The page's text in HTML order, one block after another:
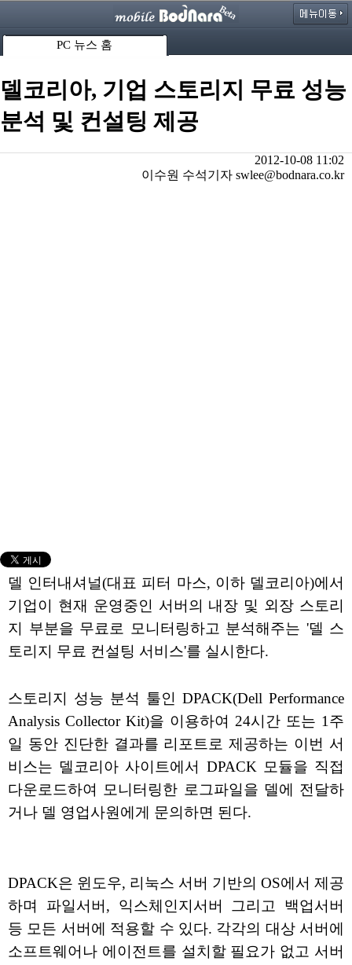
PC 뉴스 홈
델코리아, 기업 스토리지 무료 성능
분석 및 컨설팅 제공
2012-10-08 11:02
이수원 수석기자 swlee@bodnara.co.kr
델 인터내셔널(대표 피터 마스, 이하 델코리아)에서
기업이 현재 운영중인 서버의 내장 및 외장 스토리
지 부분을 무료로 모니터링하고 분석해주는 '델 스
토리지 무료 컨설팅 서비스'를 실시한다.
스토리지 성능 분석 툴인 DPACK(Dell Performance
Analysis Collector Kit)을 이용하여 24시간 또는 1주
일 동안 진단한 결과를 리포트로 제공하는 이번 서
비스는 델코리아 사이트에서 DPACK 모듈을 직접
다운로드하여 모니터링한 로그파일을 델에 전달하
거나 델 영업사원에게 문의하면 된다.
DPACK은 윈도우, 리눅스 서버 기반의 OS에서 제공
하며 파일서버, 익스체인지서버 그리고 백업서버
등 모든 서버에 적용할 수 있다. 각각의 대상 서버에
소프트웨어나 에이전트를 설치할 필요가 없고 서버